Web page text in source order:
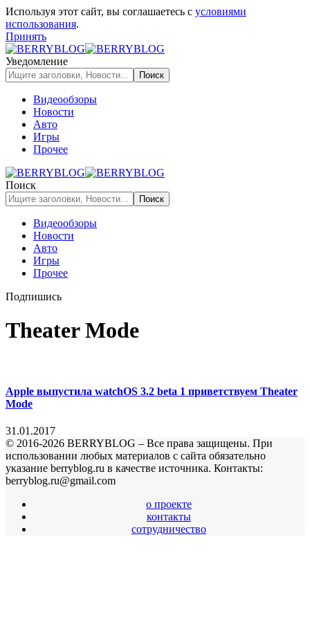
Используя этот сайт, вы соглашаетесь с условиями
использования.
Принять
Уведомление
Видеообзоры
Новости
Авто
Игры
Прочее
Поиск
Видеообзоры
Новости
Авто
Игры
Прочее
Подпишись
Theater Mode
Apple выпустила watchOS 3.2 beta 1 приветствуем Theater
Mode
31.01.2017
© 2016-2026 BERRYBLOG – Все права защищены. При
использовании любых материалов с сайта обязательно
указание berryblog.ru в качестве источника. Контакты:
berryblog.ru@gmail.com
о проекте
контакты
сотрудничество